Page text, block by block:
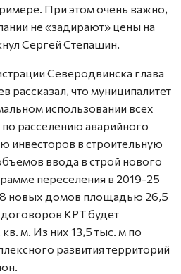
При этом очень важно,
не «задирают» цены на
Сергей Степашин.
Северодвинска глава
рассказал, что муниципалитет
использовании всех
расселению аварийного
инвесторов в строительную
ввода в строй нового
переселения в 2019-25
новых домов площадью 26,5
договоров КРТ будет
м. Из них 13,5 тыс. м по
развития территорий